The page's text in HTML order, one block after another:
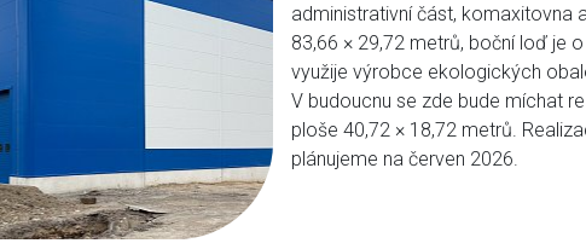
administrativní část, komaxitovna
83,66 × 29,72 metrů, boční loď je
využijevýrobce ekologických
V budoucnu se zde bude míchat
ploše 40,72 × 18,72 metrů.
plánujeme na červen 2026.